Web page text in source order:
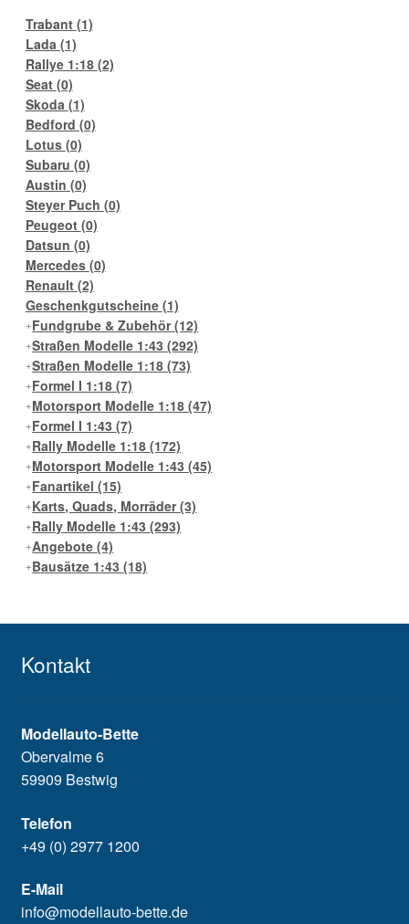
Trabant (1)
Lada (1)
Rallye 1:18 (2)
Seat (0)
Skoda (1)
Bedford (0)
Lotus (0)
Subaru (0)
Austin (0)
Steyer Puch (0)
Peugeot (0)
Datsun (0)
Mercedes (0)
Renault (2)
Geschenkgutscheine (1)
Fundgrube & Zubehör(12)
Straßen Modelle 1:43(292)
Straßen Modelle 1:18(73)
Formel I 1:18(7)
Motorsport Modelle 1:18(47)
Formel I 1:43(7)
Rally Modelle 1:18(172)
Motorsport Modelle 1:43(45)
Fanartikel(15)
Karts, Quads, Morräder(3)
Rally Modelle 1:43(293)
Angebote(4)
Bausätze 1:43(18)
Kontakt
Modellauto-Bette
Obervalme 6
59909 Bestwig
Telefon
+49 (0) 2977 1200
E-Mail
info@modellauto-bette.de